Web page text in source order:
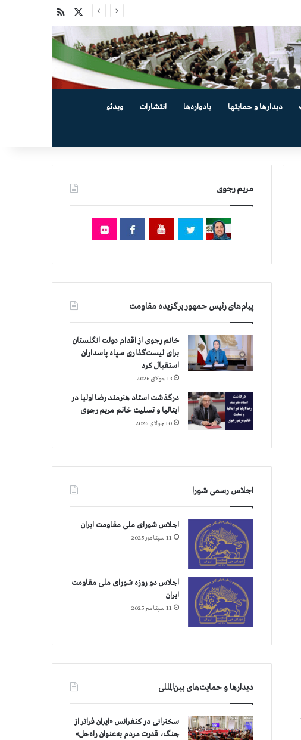
دیدارها و حمایتها یادواره‌ها انتشارات ویدئو
مریم رجوی
پیام‌های رئیس جمهور برگزیده مقاومت
خانم رجوی از اقدام دولت انگلستان
برای لیست‌گذاری سپاه پاسداران
استقبال کرد
13 جولای 2026
درگذشت استاد هنرمند رضا اولیا در
ایتالیا و تسلیت خانم مریم رجوی
10 جولای 2026
اجلاس رسمی شورا
اجلاس شورای ملی مقاومت ایران
11 سپتامبر 2025
اجلاس دو روزه شورای ملی مقاومت
ایران
11 سپتامبر 2025
دیدارها و حمایت‌های بین‌المللی
سخنرانی در کنفرانس «ایران فراتر از
جنگ، قدرت مردم به‌عنوان راه‌حل»